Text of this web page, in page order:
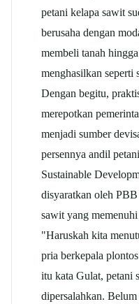
petani kelapa sawit
berusaha dengan
membeli tanah
menghasilkan seperti
Dengan begitu,
merepotkan
menjadi sumber
persennya andil
Sustainable
disyaratkan oleh
sawit yang
"Haruskah kita
pria berkepala
itu kata Gulat, petani
dipersalahkan.